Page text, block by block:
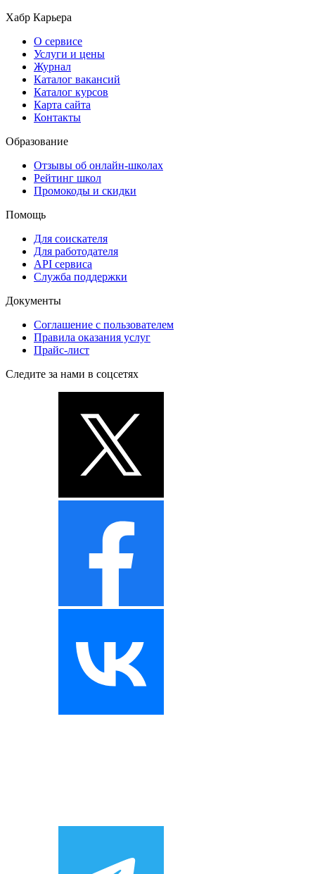
Хабр Карьера
О сервисе
Услуги и цены
Журнал
Каталог вакансий
Каталог курсов
Карта сайта
Контакты
Образование
Отзывы об онлайн-школах
Рейтинг школ
Промокоды и скидки
Помощь
Для соискателя
Для работодателя
API сервиса
Служба поддержки
Документы
Соглашение с пользователем
Правила оказания услуг
Прайс-лист
Следите за нами в соцсетях